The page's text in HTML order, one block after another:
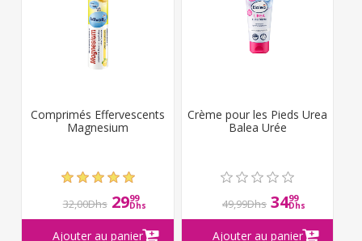
Comprimés Effervescents
Magnesium
32,00Dhs 2999
Dhs
Crème pour les Pieds Urea
Balea Urée
49,99Dhs 3499
Dhs